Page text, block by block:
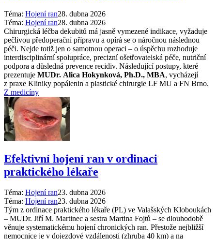
Téma: Hojení ran28. dubna 2026
Téma: Hojení ran28. dubna 2026
Chirurgická léčba dekubitů má jasně vymezené indikace, vyžaduje
pečlivou předoperační přípravu a opírá se o náročnou následnou
péči. Nejde totiž jen o samotnou operaci –⁠ o úspěchu rozhoduje
interdisciplinární spolupráce, precizní ošetřovatelská péče, nutriční
podpora a důsledná prevence recidiv. Následující postupy, které
prezentuje MUDr. Alica Hokynková, Ph.D., MBA, vycházejí
z praxe Kliniky popálenin a plastické chirurgie LF MU a FN Brno.
Z medicíny
Efektivní hojení ran v ordinaci
praktického lékaře
Téma: Hojení ran23. dubna 2026
Téma: Hojení ran23. dubna 2026
Tým z ordinace praktického lékaře (PL) ve Valašských Kloboukách
–⁠ MUDr. Jiří M. Martinec a sestra Martina Fojtů –⁠ se dlouhodobě
věnuje systematickému hojení chronických ran. Přestože nejbližší
nemocnice je v dojezdové vzdálenosti (zhruba 40 km) a na